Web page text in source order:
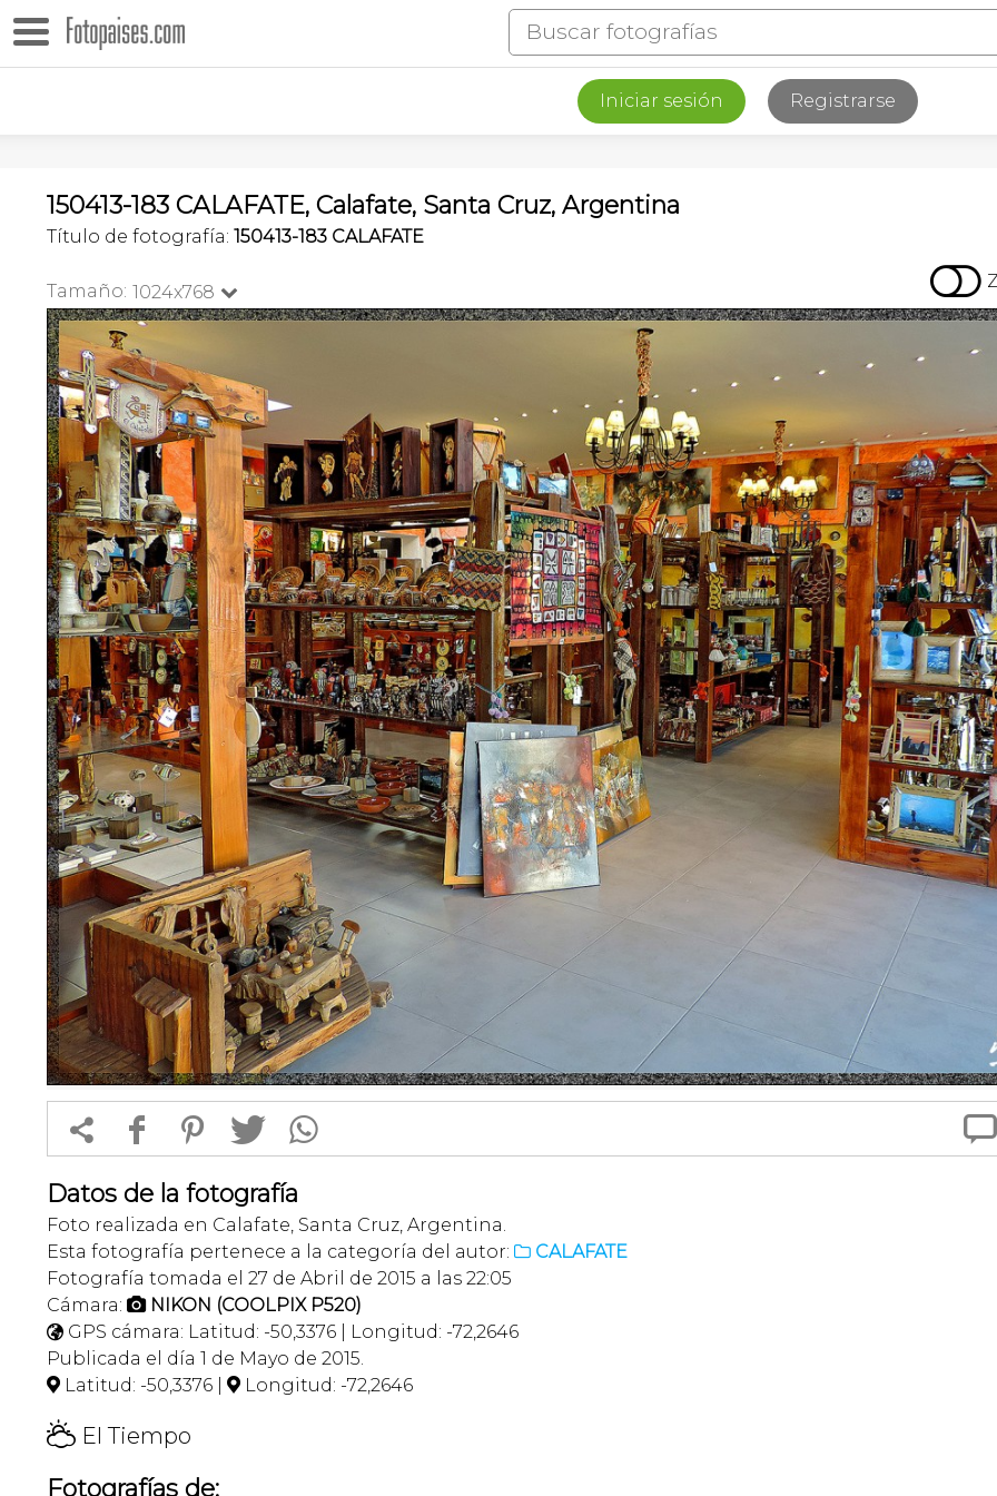
Iniciar sesión Registrarse
150413-183 CALAFATE, Calafate, Santa Cruz, Argentina
Título de fotografía: 150413-183 CALAFATE
Tamaño: 1024x768  
 f 1 T  
Datos de la fotografía
Foto realizada en Calafate, Santa Cruz, Argentina.
Esta fotografía pertenece a la categoría del autor:  CALAFATE
Fotografía tomada el 27 de Abril de 2015 a las 22:05
Cámara:  NIKON (COOLPIX P520)
 GPS cámara: Latitud: -50,3376 | Longitud: -72,2646
Publicada el día 1 de Mayo de 2015.
 Latitud: -50,3376 |  Longitud: -72,2646
H El Tiempo
Fotografías de: